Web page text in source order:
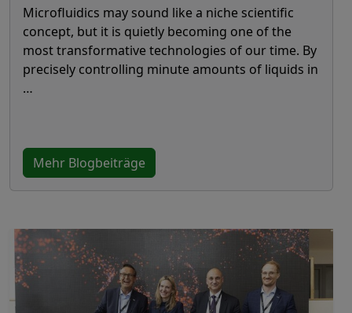
Microfluidics may sound like a niche scientific
concept, but it is quietly becoming one of the
most transformative technologies of our time. By
precisely controlling minute amounts of liquids in
…
Mehr Blogbeiträge